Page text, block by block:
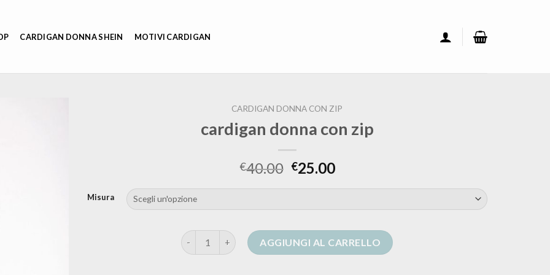
CARDIGAN DONNA SHEIN MOTIVI CARDIGAN
CARDIGAN DONNA CON ZIP
cardigan donna con zip
€40.00 €25.00
Misura
cardigan donna con zip quantitàAGGIUNGI AL CARRELLO